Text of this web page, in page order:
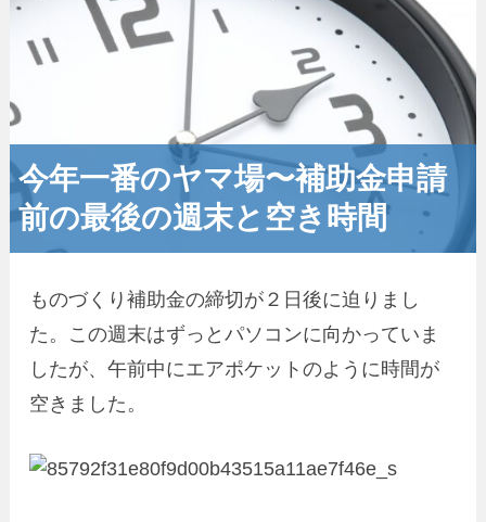
今年一番のヤマ場〜補助金申請
前の最後の週末と空き時間
ものづくり補助金の締切が２日後に迫りまし
た。この週末はずっとパソコンに向かっていま
したが、午前中にエアポケットのように時間が
空きました。